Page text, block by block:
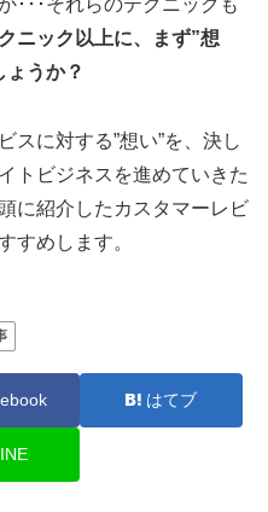
ニック以上に、まず”想
ょうか？
スに対する”想い”を、決し
トビジネスを進めていきた
に紹介したカスタマーレビ
すめします。
はてブ